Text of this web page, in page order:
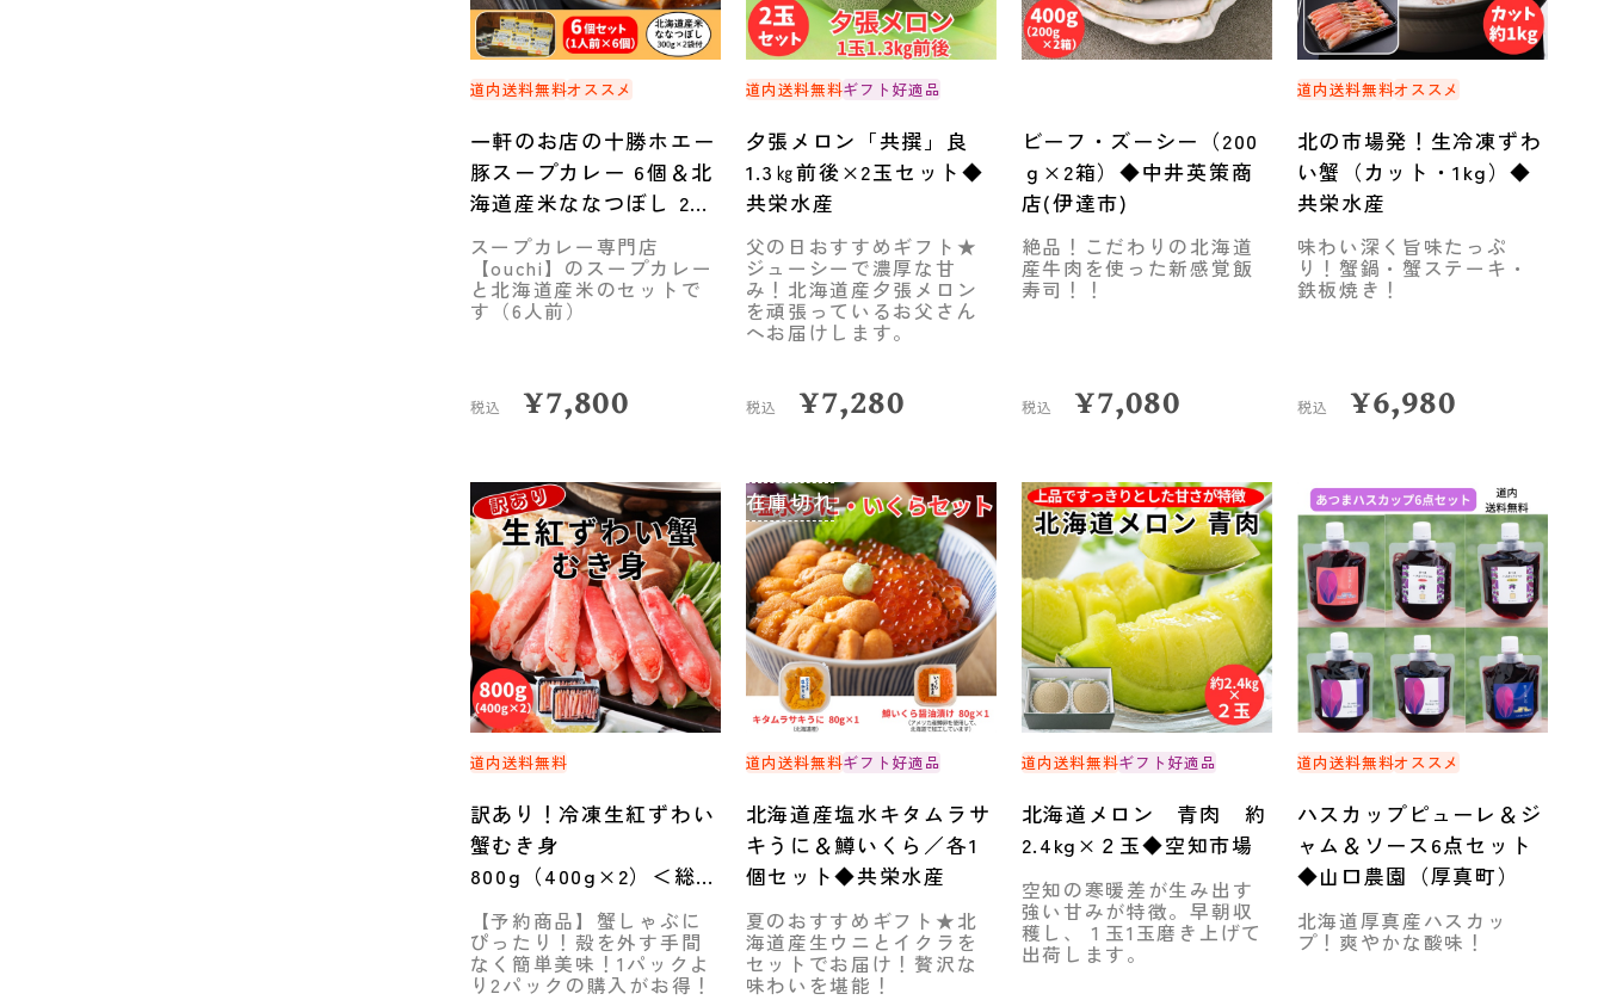
道内送料無料オススメ
一軒のお店の十勝ホエー
豚スープカレー 6個＆北
海道産米ななつぼし 2袋
セット
◆mammaCREATIVE
スープカレー専門店
【ouchi】のスープカレー
と北海道産米のセットで
す（6人前）
税込 ¥7,800
道内送料無料ギフト好適品
夕張メロン「共撰」良
1.3㎏前後×2玉セット◆
共栄水産
父の日おすすめギフト★
ジューシーで濃厚な甘
み！北海道産夕張メロン
を頑張っているお父さん
へお届けします。
税込 ¥7,280
ビーフ・ズーシー（200
ｇ×2箱）◆中井英策商
店(伊達市)
絶品！こだわりの北海道
産牛肉を使った新感覚飯
寿司！！
税込 ¥7,080
道内送料無料オススメ
北の市場発！生冷凍ずわ
い蟹（カット・1kg）◆
共栄水産
味わい深く旨味たっぷ
り！蟹鍋・蟹ステーキ・
鉄板焼き！
税込 ¥6,980
道内送料無料
訳あり！冷凍生紅ずわい
蟹むき身
800g（400g×2）＜総重
量500g×2＞◆共栄水産
【予約商品】蟹しゃぶに
ぴったり！殻を外す手間
なく簡単美味！1パックよ
り2パックの購入がお得！
在庫切れ
道内送料無料ギフト好適品
北海道産塩水キタムラサ
キうに＆鱒いくら／各1
個セット◆共栄水産
夏のおすすめギフト★北
海道産生ウニとイクラを
セットでお届け！贅沢な
味わいを堪能！
道内送料無料ギフト好適品
北海道メロン 青肉 約
2.4kg×２玉◆空知市場
空知の寒暖差が生み出す
強い甘みが特徴。早朝収
穫し、１玉1玉磨き上げて
出荷します。
道内送料無料オススメ
ハスカップピューレ＆ジ
ャム＆ソース6点セット
◆山口農園（厚真町）
北海道厚真産ハスカッ
プ！爽やかな酸味！